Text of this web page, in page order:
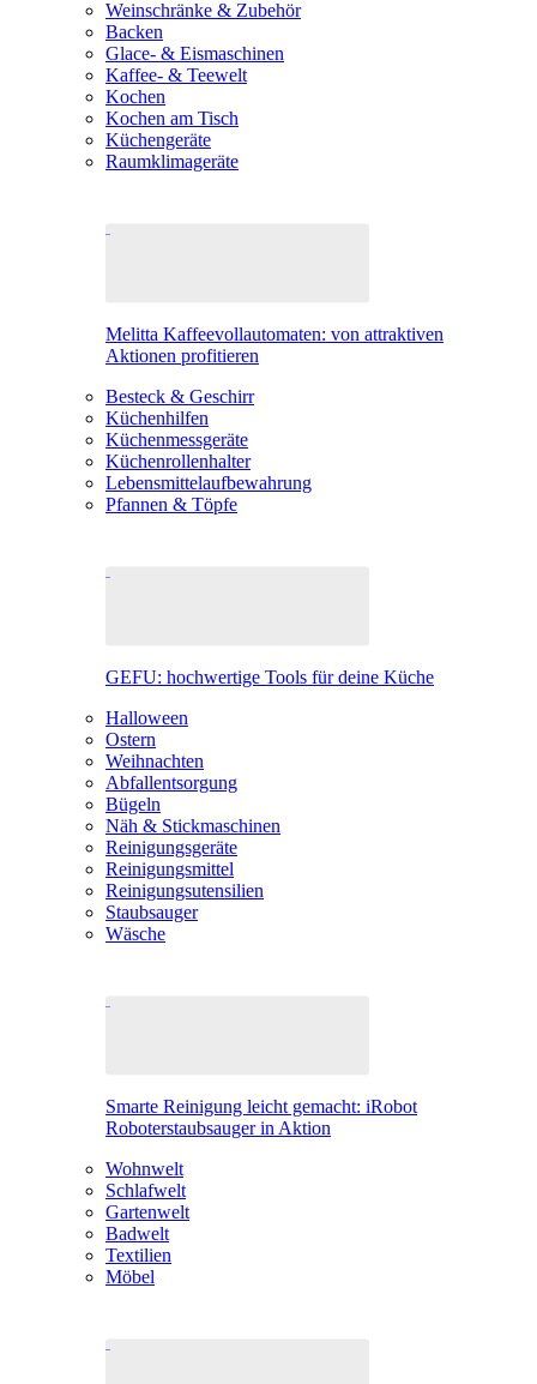
Weinschränke & Zubehör
Backen
Glace- & Eismaschinen
Kaffee- & Teewelt
Kochen
Kochen am Tisch
Küchengeräte
Raumklimageräte
Melitta Kaffeevollautomaten: von attraktiven
Aktionen profitieren
Besteck & Geschirr
Küchenhilfen
Küchenmessgeräte
Küchenrollenhalter
Lebensmittelaufbewahrung
Pfannen & Töpfe
GEFU: hochwertige Tools für deine Küche
Halloween
Ostern
Weihnachten
Abfallentsorgung
Bügeln
Näh & Stickmaschinen
Reinigungsgeräte
Reinigungsmittel
Reinigungsutensilien
Staubsauger
Wäsche
Smarte Reinigung leicht gemacht: iRobot
Roboterstaubsauger in Aktion
Wohnwelt
Schlafwelt
Gartenwelt
Badwelt
Textilien
Möbel